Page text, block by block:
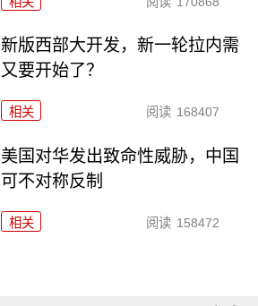
新版西部大开发，新一轮拉内需
又要开始了？
相关 阅读 168407
美国对华发出致命性威胁，中国
可不对称反制
相关 阅读 158472